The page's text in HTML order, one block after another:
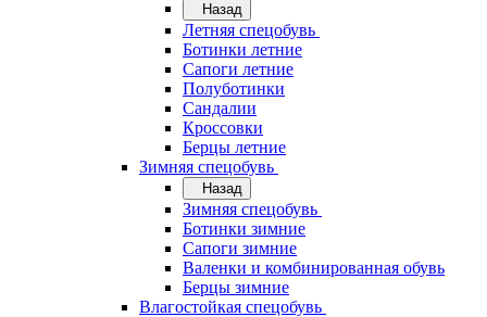
Назад
Летняя спецобувь
Ботинки летние
Сапоги летние
Полуботинки
Сандалии
Кроссовки
Берцы летние
Зимняя спецобувь
Назад
Зимняя спецобувь
Ботинки зимние
Сапоги зимние
Валенки и комбинированная обувь
Берцы зимние
Влагостойкая спецобувь